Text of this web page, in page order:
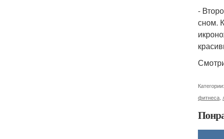
-
сном.
Категории:
фитнеса